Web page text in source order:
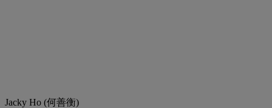
Jacky Ho (何善衡)